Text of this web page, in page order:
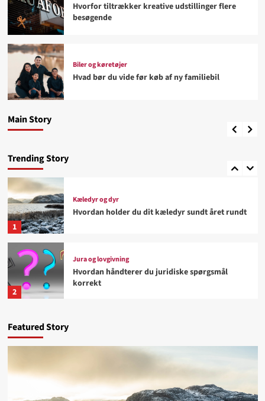
Main Story
Kæledyr og dyr
Jonathan
Trending Story
4
Biler og køretøjer
Hvad bør du vide før køb af ny familiebil
5
1
Kæledyr og dyr
Hvordan holder du dit kæledyr sundt året rundt
2
Jura og lovgivning
Hvordan håndterer du juridiske spørgsmål
korrekt
besøgende
Biler og køretøjer
Hvorfor tiltrækker kreative udstillinger flere
besøgende
Biler og køretøjer
Hvad bør du vide før køb af ny familiebil
Featured Story